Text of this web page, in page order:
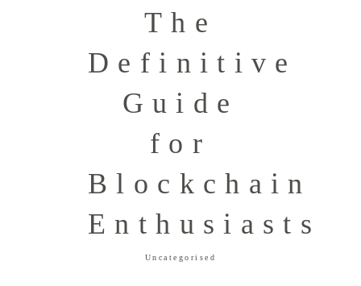
The
Definitive
Guide
for
Blockchain
Enthusiasts
Uncategorised